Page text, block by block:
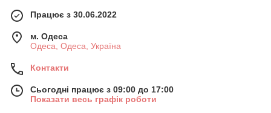
Працює з 30.06.2022
м. Одеса
Одеса, Одеса, Україна
Контакти
Сьогодні працює з 09:00 до 17:00
Показати весь графік роботи